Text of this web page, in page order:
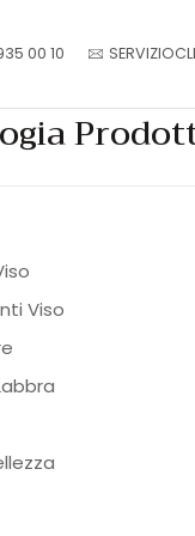
00 10
Viso